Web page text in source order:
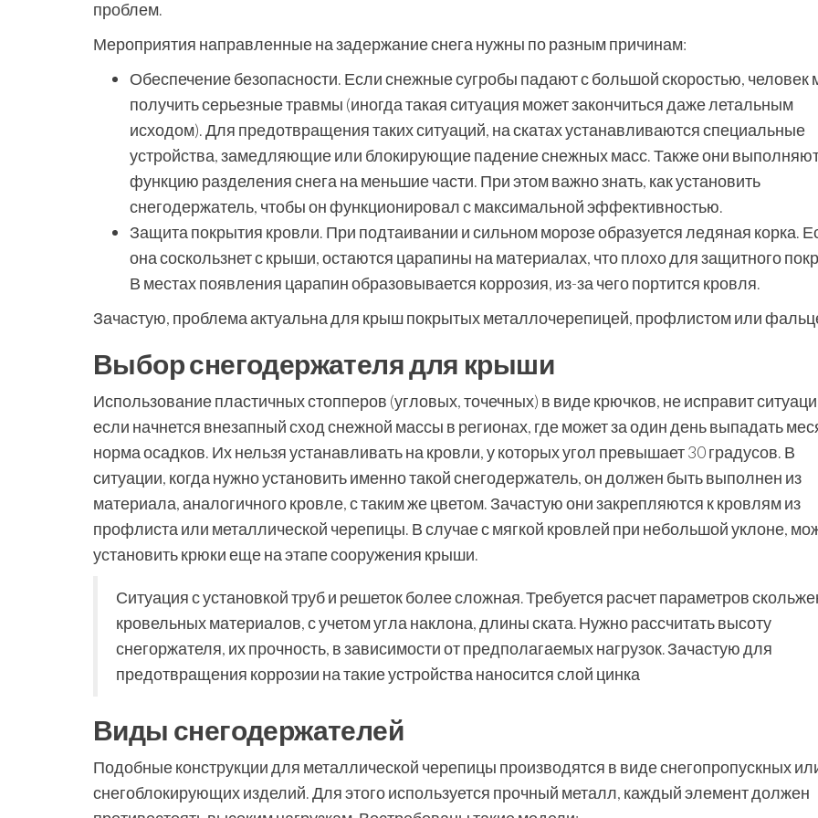
проблем.
Мероприятия направленные на задержание снега нужны по разным причинам:
Обеспечение безопасности. Если снежные сугробы падают с большой скоростью, человек
получить серьезные травмы (иногда такая ситуация может закончиться даже летальным
исходом). Для предотвращения таких ситуаций, на скатах устанавливаются специальные
устройства, замедляющие или блокирующие падение снежных масс. Также они
функцию разделения снега на меньшие части. При этом важно знать, как установить
снегодержатель, чтобы он функционировал с максимальной эффективностью.
Защита покрытия кровли. При подтаивании и сильном морозе образуется ледяная корка.
она соскользнет с крыши, остаются царапины на материалах, что плохо для защитного
В местах появления царапин образовывается коррозия, из-за чего портится кровля.
Зачастую, проблема актуальна для крыш покрытых металлочерепицей, профлистом или
Выбор снегодержателя для крыши
Использование пластичных стопперов (угловых, точечных) в виде крючков, не исправит
если начнется внезапный сход снежной массы в регионах, где может за один день выпадать
норма осадков. Их нельзя устанавливать на кровли, у которых угол превышает 30 градусов. В
ситуации, когда нужно установить именно такой снегодержатель, он должен быть выполнен из
материала, аналогичного кровле, с таким же цветом. Зачастую они закрепляются к кровлям из
профлиста или металлической черепицы. В случае с мягкой кровлей при небольшой уклоне,
установить крюки еще на этапе сооружения крыши.
Ситуация с установкой труб и решеток более сложная. Требуется расчет параметров
кровельных материалов, с учетом угла наклона, длины ската. Нужно рассчитать высоту
снегоржателя, их прочность, в зависимости от предполагаемых нагрузок. Зачастую для
предотвращения коррозии на такие устройства наносится слой цинка
Виды снегодержателей
Подобные конструкции для металлической черепицы производятся в виде снегопропускных
снегоблокирующих изделий. Для этого используется прочный металл, каждый элемент должен